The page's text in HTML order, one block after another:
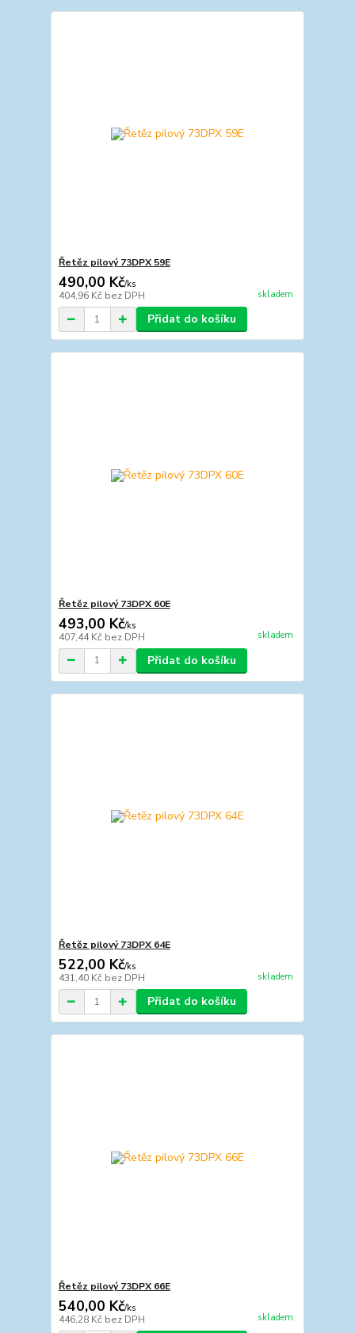
Řetěz pilový 73DPX 59E
490,00 Kč/ks
404,96 Kč bez DPH skladem
Přidat do košíku
Řetěz pilový 73DPX 60E
493,00 Kč/ks
407,44 Kč bez DPH skladem
Přidat do košíku
Řetěz pilový 73DPX 64E
522,00 Kč/ks
431,40 Kč bez DPH skladem
Přidat do košíku
Řetěz pilový 73DPX 66E
540,00 Kč/ks
446,28 Kč bez DPH skladem